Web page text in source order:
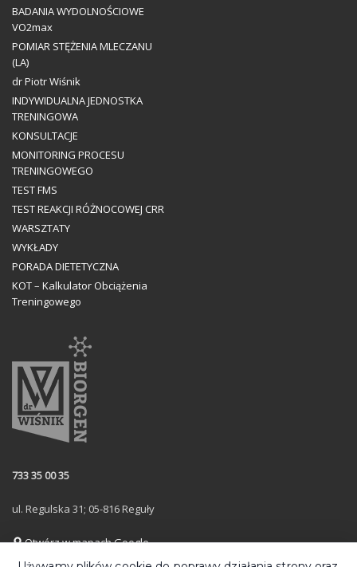
BADANIA WYDOLNOŚCIOWE
VO2max
POMIAR STĘŻENIA MLECZANU
(LA)
dr Piotr Wiśnik
INDYWIDUALNA JEDNOSTKA
TRENINGOWA
KONSULTACJE
MONITORING PROCESU
TRENINGOWEGO
TEST FMS
TEST REAKCJI RÓŻNOCOWEJ CRR
WARSZTATY
WYKŁADY
PORADA DIETETYCZNA
KOT – Kalkulator Obciążenia
Treningowego
733 35 00 35
ul. Regulska 31; 05-816 Reguły
Otwórz w mapach Google